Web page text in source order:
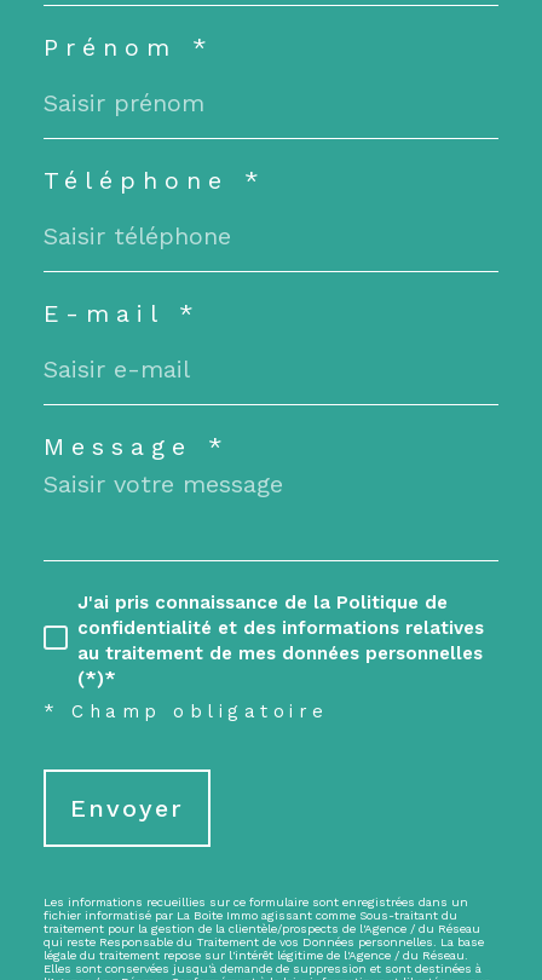
Prénom *
Téléphone *
E-mail *
Message *
J'ai pris connaissance de la Politique de
confidentialité et des informations relatives
au traitement de mes données personnelles
(*)*
* Champ obligatoire
Envoyer
Les informations recueillies sur ce formulaire sont enregistrées dans un
fichier informatisé par La Boite Immo agissant comme Sous-traitant du
traitement pour la gestion de la clientèle/prospects de l'Agence / du Réseau
qui reste Responsable du Traitement de vos Données personnelles. La base
légale du traitement repose sur l'intérêt légitime de l'Agence / du Réseau.
Elles sont conservées jusqu'à demande de suppression et sont destinées à